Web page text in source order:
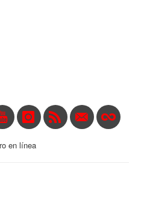
en línea